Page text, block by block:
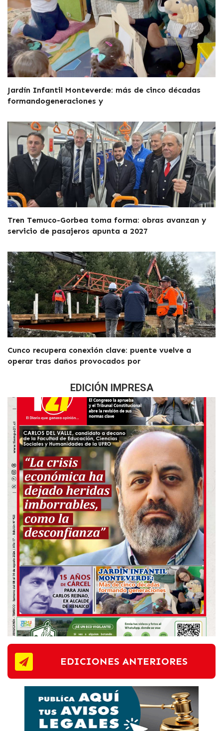
Jardín Infantil Monteverde: más de cinco décadas
formandogeneraciones y
Tren Temuco-Gorbea toma forma: obras avanzan y
servicio de pasajeros apunta a 2027
Cunco recupera conexión clave: puente vuelve a
operar tras daños provocados por
EDICIÓN IMPRESA
EDICIONES ANTERIORES